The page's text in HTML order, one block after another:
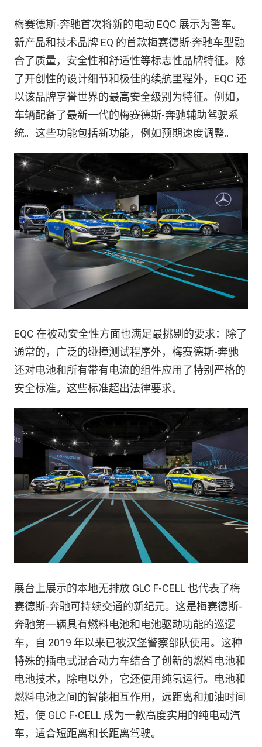
梅赛德斯-奔驰首次将新的电动 EQC 展示为警车。
新产品和技术品牌 EQ 的首款梅赛德斯·奔驰车型融
合了质量，安全性和舒适性等标志性品牌特征。除
了开创性的设计细节和极佳的续航里程外，EQC 还
以该品牌享誉世界的最高安全级别为特征。例如，
车辆配备了最新一代的梅赛德斯-奔驰辅助驾驶系
统。这些功能包括新功能，例如预期速度调整。
EQC 在被动安全性方面也满足最挑剔的要求：除了
通常的，广泛的碰撞测试程序外，梅赛德斯-奔驰
还对电池和所有带有电流的组件应用了特别严格的
安全标准。这些标准超出法律要求。
展台上展示的本地无排放 GLC F-CELL 也代表了梅
赛德斯-奔驰可持续交通的新纪元。这是梅赛德斯-
奔驰第一辆具有燃料电池和电池驱动功能的巡逻
车，自 2019 年以来已被汉堡警察部队使用。这种
特殊的插电式混合动力车结合了创新的燃料电池和
电池技术，除电以外，它还使用纯氢运行。电池和
燃料电池之间的智能相互作用，远距离和加油时间
短，使 GLC F-CELL 成为一款高度实用的纯电动汽
车，适合短距离和长距离驾驶。